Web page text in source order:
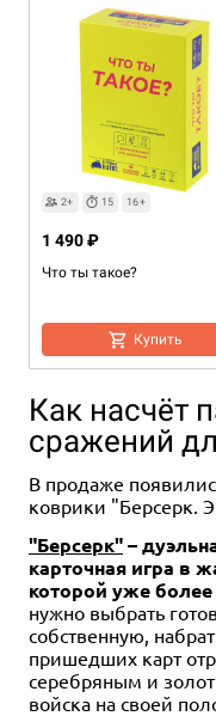
2+ 15 16+
Что ты такое?
1 490 ₽
Купить
2-8 15 7+
По шкале от одного до
Тирекса
1 490 ₽
Купить
Товары для
2+ 15 18+
Поэзия неандертальцев
1 отзыв
1 990 ₽
2-6 15 7+
Шава Шава
2 490 ₽
Купить
Хит 2-6 15 7+
Королевская битва
2 отзыва
999 ₽
Как насчёт
сражений
В продаже
коврики "Берсерк.
"Берсерк"–
карточная игра в
которой уже более
нужно выбрать
собственную,
пришедших карт
серебряным и
войска на своей